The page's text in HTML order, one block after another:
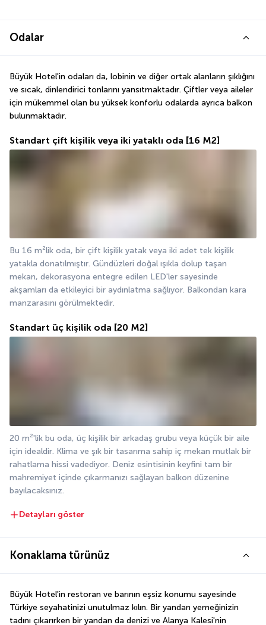
Odalar
Büyük Hotel'in odaları da, lobinin ve diğer ortak alanların şıklığını
ve sıcak, dinlendirici tonlarını yansıtmaktadır. Çiftler veya aileler
için mükemmel olan bu yüksek konforlu odalarda ayrıca balkon
bulunmaktadır.
Standart çift kişilik veya iki yataklı oda [16 M2]
Bu 16 m²lik oda, bir çift kişilik yatak veya iki adet tek kişilik
yatakla donatılmıştır. Gündüzleri doğal ışıkla dolup taşan
mekan, dekorasyona entegre edilen LED'ler sayesinde
akşamları da etkileyici bir aydınlatma sağlıyor. Balkondan kara
manzarasını görülmektedir.
Standart üç kişilik oda [20 M2]
20 m²'lik bu oda, üç kişilik bir arkadaş grubu veya küçük bir aile
için idealdir. Klima ve şık bir tasarıma sahip iç mekan mutlak bir
rahatlama hissi vadediyor. Deniz esintisinin keyfini tam bir
mahremiyet içinde çıkarmanızı sağlayan balkon düzenine
bayılacaksınız.
Detayları göster
Konaklama türünüz
Büyük Hotel'in restoran ve barının eşsiz konumu sayesinde
Türkiye seyahatinizi unutulmaz kılın. Bir yandan yemeğinizin
tadını çıkarırken bir yandan da denizi ve Alanya Kalesi'nin